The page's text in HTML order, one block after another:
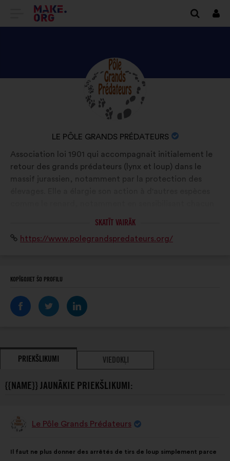
DOTIES
MAKE.ORG
SĀKUMLAPUAPSKATIET
PÔLE
GRANDS
PROFILU
ORGANIZĀCIJAS
NOSAUKUMS:
LE PÔLE GRANDS PRÉDATEURS
Biogrāfija:
Association loi 1901 qui accompagnait initialement le
retour des grands prédateurs (lynx et loup) dans le
massif jurassien, notamment par la protection des
à l'importance d'avoir ces espèces dans nos
pour aller sur le chemin d'une cohabitation réussie
SKATĪT VAIRĀK
Interneta
https://www.polegrandspredateurs.org/
KOPĪGOJIET ŠO PROFILU
PRIEKŠLIKUMI VIEDOKĻI
{{NAME}} JAUNĀKIE PRIEKŠLIKUMI:
PriekšlikumuLe Pôle Grands Prédateurs
saturs:
Il faut ne plus donner des arrêtés de tirs de loup simplement parce
ir